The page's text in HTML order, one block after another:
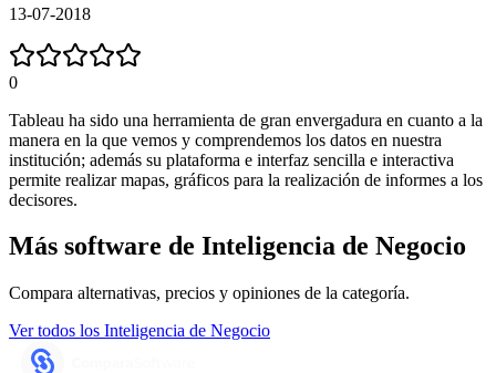
13-07-2018
0
Tableau ha sido una herramienta de gran envergadura en cuanto a la
manera en la que vemos y comprendemos los datos en nuestra
institución; además su plataforma e interfaz sencilla e interactiva
permite realizar mapas, gráficos para la realización de informes a los
decisores.
Más software de Inteligencia de Negocio
Compara alternativas, precios y opiniones de la categoría.
Ver todos los Inteligencia de Negocio